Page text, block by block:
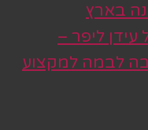
בארץ
ליפר –
לבמה למקצוע